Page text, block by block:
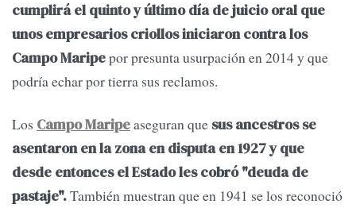
cumplirá el quinto y último día de juicio oral que
unos empresarios criollos iniciaron contra los
Campo Maripepor presunta usurpación en 2014 y que
podría echar por tierra sus reclamos.
Los Campo Maripeaseguran que sus ancestros se
asentaron en la zona en disputa en 1927 y que
desde entonces el Estado les cobró "deuda de
pastaje".También muestran que en 1941 se los reconoció